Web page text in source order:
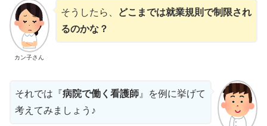
カン子さん
そうしたら、
どこまでは就業規則で制限され
るのかな？
それでは『病院で働く看護師 』を例に挙げて
考えてみましょう♪